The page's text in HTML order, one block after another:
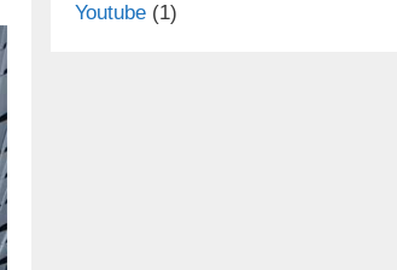
Youtube (1)